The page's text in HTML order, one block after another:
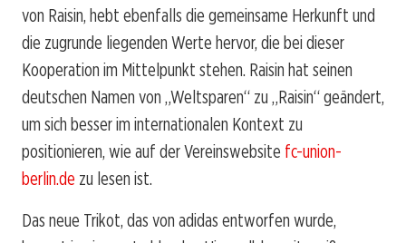
von Raisin, hebt ebenfalls die gemeinsame Herkunft und
die zugrunde liegenden Werte hervor, die bei dieser
Kooperation im Mittelpunkt stehen. Raisin hat seinen
deutschen Namen von „Weltsparen“ zu „Raisin“ geändert,
um sich besser im internationalen Kontext zu
positionieren, wie auf der Vereinswebsite fc-union-
berlin.de zu lesen ist.
Das neue Trikot, das von adidas entworfen wurde,